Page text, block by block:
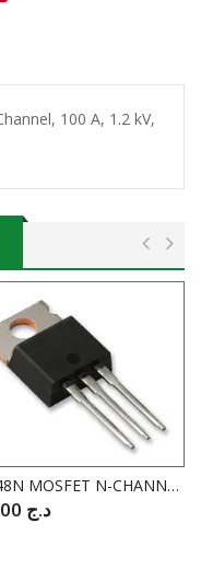
100 A, 1.2 kV,
IRFZ48N MOSFET N-CHANNEL 55V / 64A
د.ج